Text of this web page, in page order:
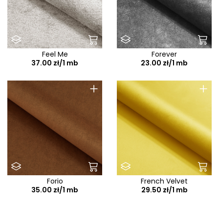
Feel Me
37.00 zł/1 mb
Forever
23.00 zł/1 mb
+
Forio
35.00 zł/1 mb
+
French Velvet
29.50 zł/1 mb